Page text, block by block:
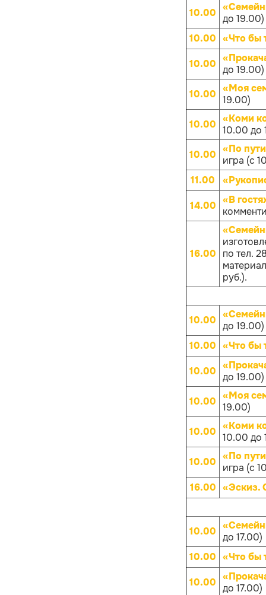
10.00 до 19.00)
10.00 «Что бы
10.00 до 19.00)
10.00 «Моя
19.00)
10.00 «Коми
10.00 до
10.00 «По
игра (с
11.00
14.00 «В
16.00
по тел.
руб.).
10.00 до 19.00)
10.00 «Что бы
10.00 до 19.00)
10.00 «Моя
19.00)
10.00 «Коми
10.00 до
10.00 «По
игра (с
16.00 «Эскиз.
10.00 до 17.00)
10.00 «Что бы
10.00 до 17.00)